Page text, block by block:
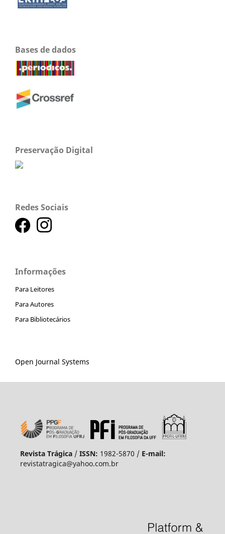
Bases de dados
Preservação Digital
Redes Sociais
Informações
Para Leitores
Para Autores
Para Bibliotecários
Open Journal Systems
Revista Trágica/ ISSN: 1982-5870 / E-mail:
revistatragica@yahoo.com.br